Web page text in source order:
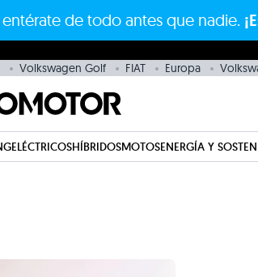
de todo antes que nadie.
Volkswagen Golf FIAT Europa
ELÉCTRICOSHÍBRIDOSMOTOSENERGÍA Y